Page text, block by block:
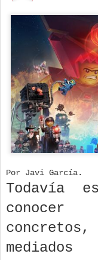
Por Javi García.
Todavía